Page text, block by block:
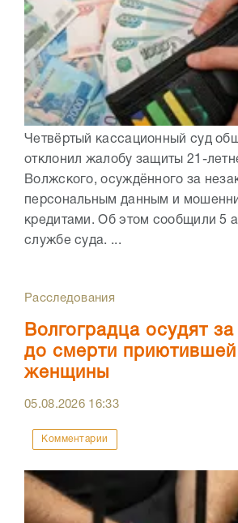
Четвёртый кассационный суд
отклонил жалобу защиты 21-
Волжского, осуждённого за
персональным данным и
кредитами. Об этом сообщили 5
службе суда. ...
Расследования
Волгоградца осудят
до смерти приютившей
женщины
05.08.2026 16:33
Комментарии